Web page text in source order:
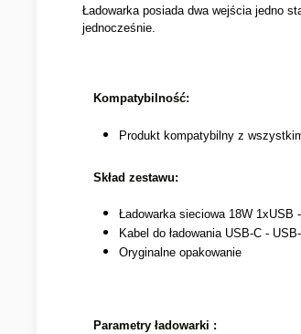
Ładowarka posiada dwa wejścia jedno
jednocześnie.
Kompatybilność:
Produkt kompatybilny z
Skład zestawu:
Ładowarka sieciowa 18W 1xUSB
Kabel do ładowania USB-C -
Oryginalne opakowanie
Parametry ładowarki :